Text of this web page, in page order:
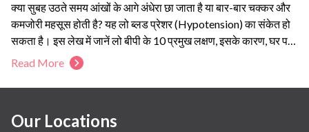
क्या सुबह उठते समय आंखों के आगे अंधेरा छा जाता है या बार-बार चक्कर और
कमजोरी महसूस होती है? यह लो ब्लड प्रेशर (Hypotension) का संकेत हो
सकता है। इस लेख में जानें लो बीपी के 10 प्रमुख लक्षण, इसके कारण, घर पर
अपनाए जा सकने वाले उपाय, सही खानपान और वे स्थितियां जब तुरंत डॉक्टर
की सलाह लेना जरूरी हो जाता है। सही जानकारी और समय पर देखभाल से
लो ब्लड प्रेशर को प्रभावी ढंग से नियंत्रित किया जा सकता है।
Read More
Our Locations